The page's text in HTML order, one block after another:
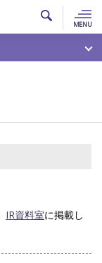
MENU
IR資料室に掲載し